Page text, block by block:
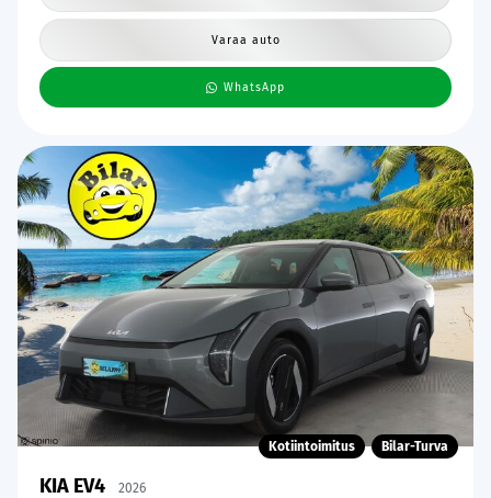
Varaa auto
WhatsApp
Kotiintoimitus Bilar-Turva
KIA EV4 2026